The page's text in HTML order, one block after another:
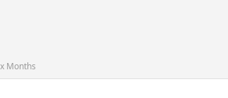
Months